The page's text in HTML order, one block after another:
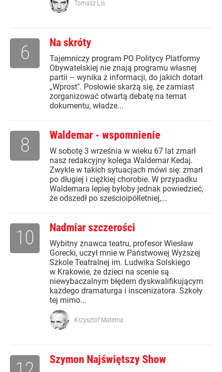
Tomasz Lis
Na skróty
Tajemniczy program PO Politycy Platformy
Obywatelskiej nie znają programu własnej
partii – wynika z informacji, do jakich dotarł
„Wprost". Posłowie skarżą się, że zamiast
zorganizować otwartą debatę na temat
dokumentu, władze...
6
Waldemar - wspomnienie
W sobotę 3 września w wieku 67 lat zmarł
nasz redakcyjny kolega Waldemar Kedaj.
Zwykle w takich sytuacjach mówi się: zmarł
po długiej i ciężkiej chorobie. W przypadku
Waldemara lepiej byłoby jednak powiedzieć,
że odszedł po sześcioipółletniej,...
8
Nadmiar szczerości
Wybitny znawca teatru, profesor Wiesław
Gorecki, uczył mnie w Państwowej Wyższej
Szkole Teatralnej im. Ludwika Solskiego
w Krakowie, że dzieci na scenie są
niewybaczalnym błędem dyskwalifikującym
każdego dramaturga i inscenizatora. Szkoły
tej mimo...
10
Krzysztof Materna
Szymon Najświętszy Show